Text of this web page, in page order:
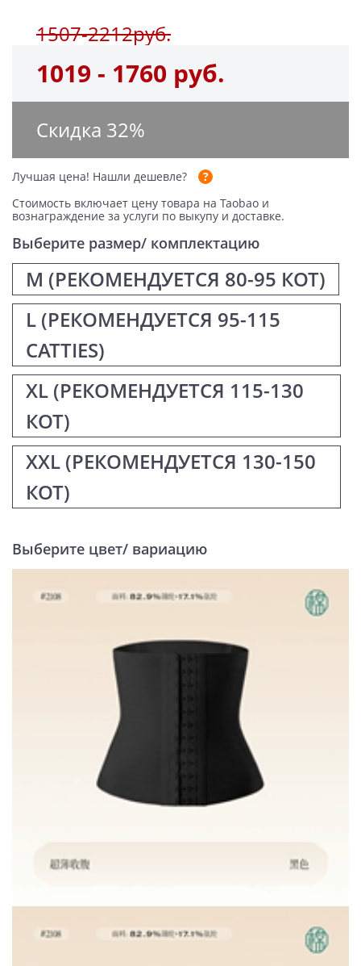
1507-2212руб.
1019 - 1760 руб.
Скидка 32%
Лучшая цена! Нашли дешевле?
Стоимость включает цену товара на Taobao и
вознаграждение за услуги по выкупу и доставке.
Выберите размер/ комплектацию
М (РЕКОМЕНДУЕТСЯ 80-95 КОТ)
L (РЕКОМЕНДУЕТСЯ 95-115
CATTIES)
XL (РЕКОМЕНДУЕТСЯ 115-130
КОТ)
XXL (РЕКОМЕНДУЕТСЯ 130-150
КОТ)
Выберите цвет/ вариацию